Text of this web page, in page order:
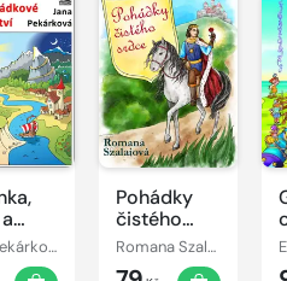
Jana Pekárková
Pohádky
čistého
srdce
Romana Szalaiová